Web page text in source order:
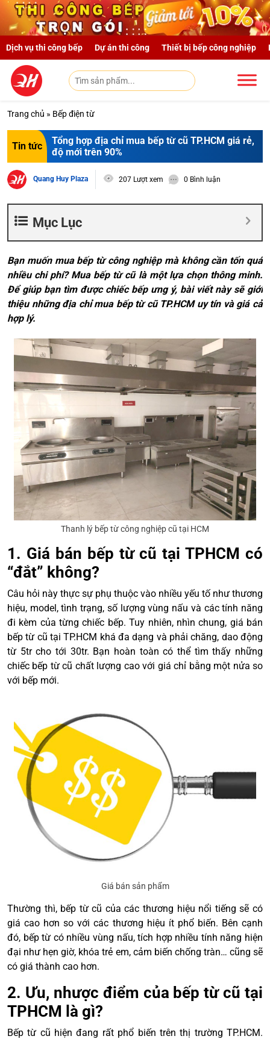
Skip to main content
Dịch vụ thi công bếp Dự án thi công Thiết bị bếp công nghiệp
Trang chủ » Bếp điện từ
Tin tức
Tổng hợp địa chỉ mua bếp từ cũ TP.HCM giá rẻ,
độ mới trên 90%
Quang Huy Plaza 207 Lượt xem 0 Bình luận
Mục Lục
Bạn muốn mua bếp từ công nghiệp mà không cần tốn quá
nhiều chi phí? Mua bếp từ cũ là một lựa chọn thông minh.
Để giúp bạn tìm được chiếc bếp ưng ý, bài viết này sẽ giới
thiệu những địa chỉ mua bếp từ cũ TP.HCM uy tín và giá cả
hợp lý.
Thanh lý bếp từ công nghiệp cũ tại HCM
1. Giá bán bếp từ cũ tại TPHCM có
“đắt” không?
Câu hỏi này thực sự phụ thuộc vào nhiều yếu tố như thương
hiệu, model, tình trạng, số lượng vùng nấu và các tính năng
đi kèm của từng chiếc bếp. Tuy nhiên, nhìn chung, giá bán
bếp từ cũ tại TP.HCM khá đa dạng và phải chăng, dao động
từ 5tr cho tới 30tr. Bạn hoàn toàn có thể tìm thấy những
chiếc bếp từ cũ chất lượng cao với giá chỉ bằng một nửa so
với bếp mới.
Giá bán sản phẩm
Thường thì, bếp từ cũ của các thương hiệu nổi tiếng sẽ có
giá cao hơn so với các thương hiệu ít phổ biến. Bên cạnh
đó, bếp từ có nhiều vùng nấu, tích hợp nhiều tính năng hiện
đại như hẹn giờ, khóa trẻ em, cảm biến chống tràn… cũng sẽ
có giá thành cao hơn.
2. Ưu, nhược điểm của bếp từ cũ tại
TPHCM là gì?
Bếp từ cũ hiện đang rất phổ biến trên thị trường TP.HCM.